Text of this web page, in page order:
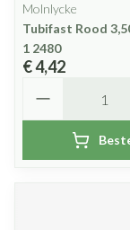
Molnlycke
Tubifast Rood
1 2480
€ 4,42